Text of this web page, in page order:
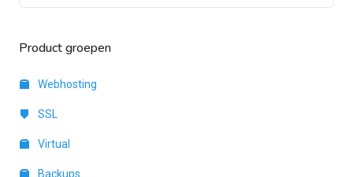
Product groepen
Webhosting
SSL
Virtual
Backups